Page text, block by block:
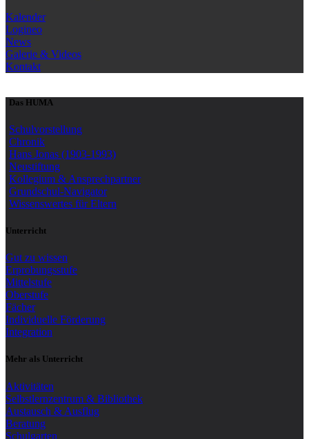
Kalender
Logineo
News
Galerie & Videos
Kontakt
Das HUMA
Schulvorstellung
Chronik
Hans Jonas (1903-1993)
Neustiftung
Kollegium & Ansprechpartner
Grundschul-Navigator
Wissenswertes für Eltern
Unterricht
Gut zu wissen
Erprobungsstufe
Mittelstufe
Oberstufe
Fächer
Individuelle Förderung
Integration
Mehr als Unterricht
Aktivitäten
Selbstlernzentrum & Bibliothek
Austausch & Ausflug
Beratung
Schulgarten